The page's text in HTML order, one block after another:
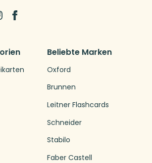
Beliebte Marken
Oxford
Brunnen
Leitner Flashcards
Schneider
Stabilo
Faber Castell